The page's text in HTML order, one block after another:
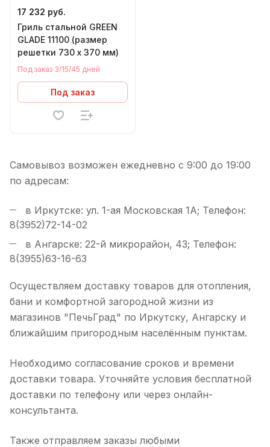
17 232 руб.
Гриль стальной GREEN
GLADE 11100 (размер
решетки 730 х 370 мм)
Под заказ 3/15/45 дней
Под заказ
Самовывоз возможен ежедневно с 9:00 до 19:00
по адресам:
в Иркутске: ул. 1-ая Московская 1А; Телефон:
8(3952)72-14-02
в Ангарске: 22-й микрорайон, 43; Телефон:
8(3955)63-16-63
Осуществляем доставку товаров для отопления,
бани и комфортной загородной жизни из
магазинов "ПечьГрад" по Иркутску, Ангарску и
ближайшим пригородным населённым пунктам.
Необходимо согласование сроков и времени
доставки товара. Уточняйте условия бесплатной
доставки по телефону или через онлайн-
консультанта.
Также отправляем заказы любыми